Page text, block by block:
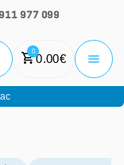
977 099
0
0.00€